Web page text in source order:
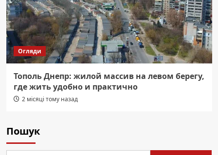
Огляди
Тополь Днепр: жилой массив на левом берегу,
где жить удобно и практично
2 місяці тому назад
Пошук